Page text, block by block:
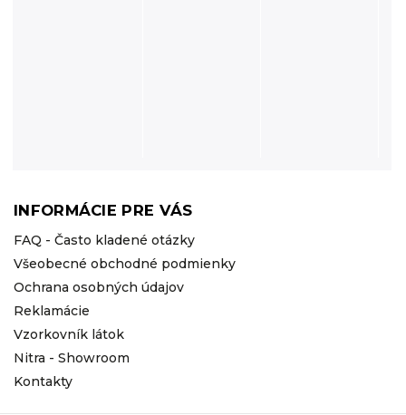
INFORMÁCIE PRE VÁS
FAQ - Často kladené otázky
Všeobecné obchodné podmienky
Ochrana osobných údajov
Reklamácie
Vzorkovník látok
Nitra - Showroom
Kontakty